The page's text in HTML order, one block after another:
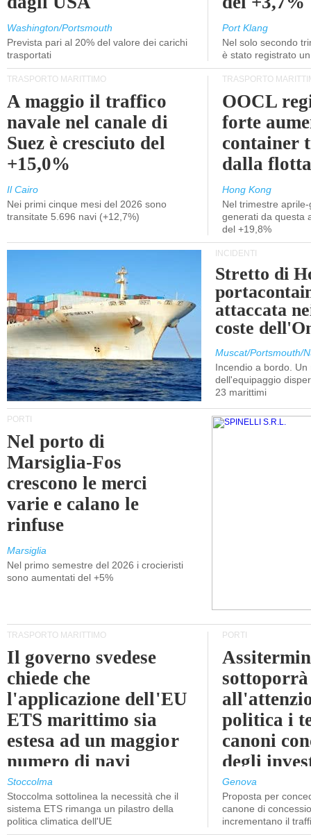
Washington/Portsmouth
Prevista pari al 20% del valore dei carichi
trasportati
Port Klang
Nel solo secondo
è stato registrato
TRASPORTO MARITTIMO
A maggio il traffico
navale nel canale di
Suez è cresciuto del
+15,0%
Il Cairo
Nei primi cinque mesi del 2026 sono
transitate 5.696 navi (+12,7%)
TRASPORTO
OOCL
forte
container
dalla
Hong Kong
Nel trimestre
generati da questa
del +19,8%
INCIDENTI
Stretto di
attaccata
coste
Muscat/Portsmouth/
Incendio a bordo. Un
dell'equipaggio
23 marittimi
PORTI
Nel porto di
Marsiglia-Fos
crescono le merci
varie e calano le
rinfuse
Marsiglia
Nel primo semestre del 2026 i crocieristi
sono aumentati del +5%
TRASPORTO MARITTIMO
Il governo svedese
chiede che
l'applicazione dell'EU
ETS marittimo sia
estesa ad un maggior
numero di navi
Stoccolma
Stoccolma sottolinea la necessità che il
sistema ETS rimanga un pilastro della
politica climatica dell'UE
PORTI
sottoporrà
politica i
canoni
degli
Genova
Proposta per
canone di
incrementano il